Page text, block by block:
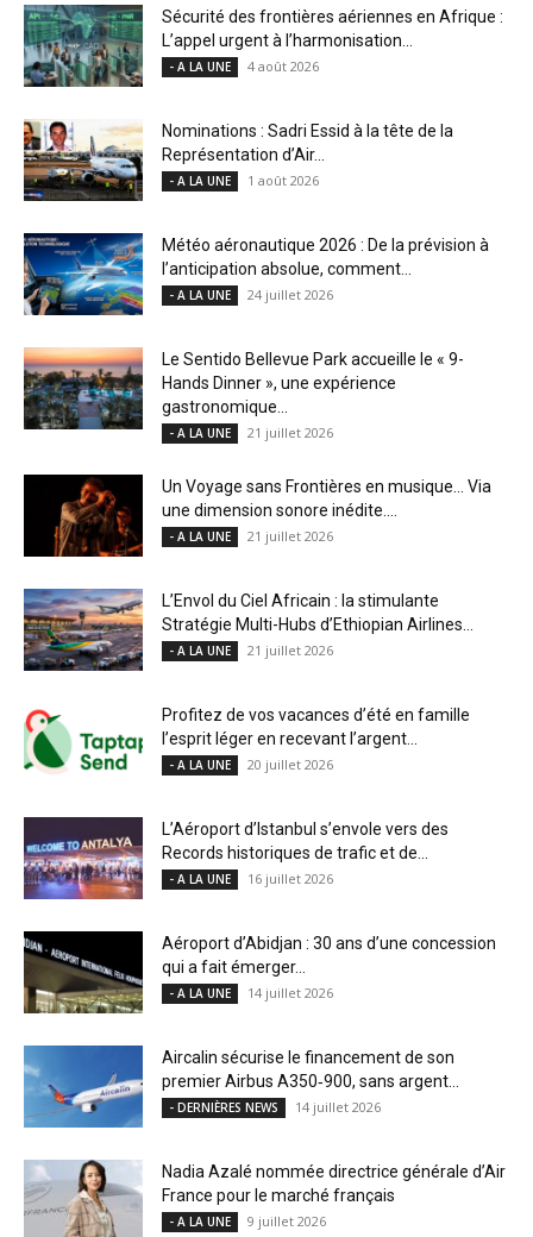
Sécurité des frontières aériennes en Afrique :
L’appel urgent à l’harmonisation...
- A LA UNE 4 août 2026
Nominations : Sadri Essid à la tête de la
Représentation d’Air...
- A LA UNE 1 août 2026
Météo aéronautique 2026 : De la prévision à
l’anticipation absolue, comment...
- A LA UNE 24 juillet 2026
Le Sentido Bellevue Park accueille le « 9-
Hands Dinner », une expérience
gastronomique...
- A LA UNE 21 juillet 2026
Un Voyage sans Frontières en musique… Via
une dimension sonore inédite....
- A LA UNE 21 juillet 2026
L’Envol du Ciel Africain : la stimulante
Stratégie Multi-Hubs d’Ethiopian Airlines...
- A LA UNE 21 juillet 2026
Profitez de vos vacances d’été en famille
l’esprit léger en recevant l’argent...
- A LA UNE 20 juillet 2026
L’Aéroport d’Istanbul s’envole vers des
Records historiques de trafic et de...
- A LA UNE 16 juillet 2026
Aéroport d’Abidjan : 30 ans d’une concession
qui a fait émerger...
- A LA UNE 14 juillet 2026
Aircalin sécurise le financement de son
premier Airbus A350‑900, sans argent...
- DERNIÈRES NEWS 14 juillet 2026
Nadia Azalé nommée directrice générale d’Air
France pour le marché français
- A LA UNE 9 juillet 2026